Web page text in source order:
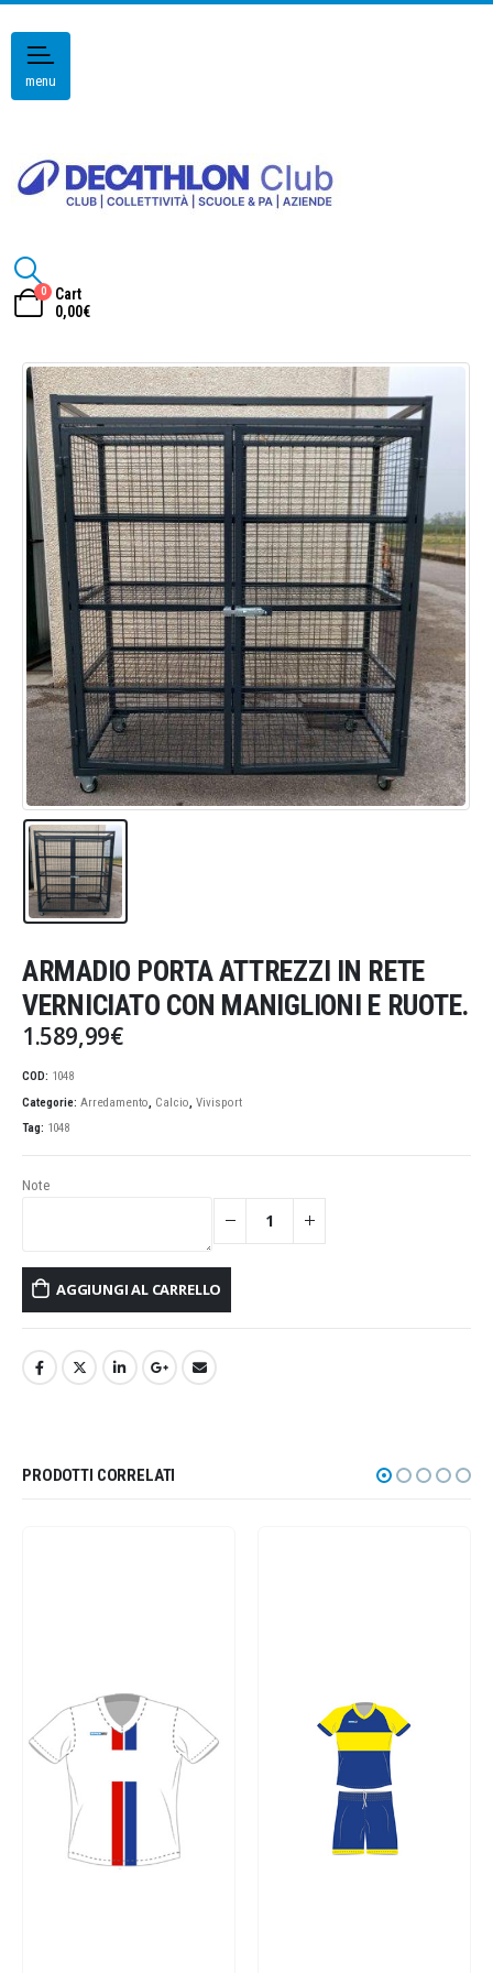
menu
0
Cart
0,00€
ARMADIO PORTA ATTREZZI IN RETE
VERNICIATO CON MANIGLIONI E RUOTE.
1.589,99€
COD: 1048
Categorie: Arredamento, Calcio, Vivisport
Tag: 1048
Note
AGGIUNGI AL CARRELLO
PRODOTTI CORRELATI